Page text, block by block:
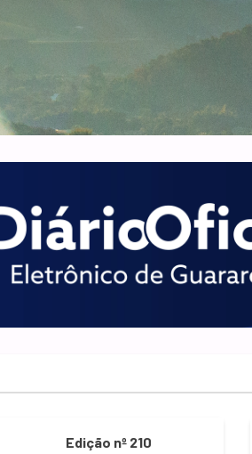
Edição nº 210